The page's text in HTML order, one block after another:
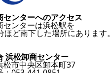
センターへのアクセス
センターは浜松駅を
ほど南下した場所にあります。
浜松卸商センター
松市中央区卸本町37